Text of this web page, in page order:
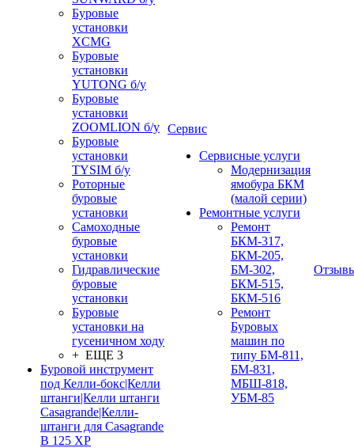
Буровые
установки
XCMG
Буровые
установки
YUTONG б/у
Буровые
установки
ZOOMLION б/у
Буровые
установки
TYSIM б/у
Роторные
буровые
установки
Самоходные
буровые
установки
Гидравлические
буровые
установки
Буровые
установки на
гусеничном ходу
+ ЕЩЕ 3
Буровой инструмент
под Келли-бокс|Келли
штанги|Келли штанги
Casagrande|Келли-
штанги для Casagrande
B 125 XP
Сервис
Сервисные услуги
Модернизация
ямобура БКМ
(малой серии)
Ремонтные услуги
Ремонт
БКМ-317,
БКМ-205,
БМ-302,
БКМ-515,
БКМ-516
Ремонт
Буровых
машин по
типу БМ-811,
БМ-831,
МБШ-818,
УБМ-85